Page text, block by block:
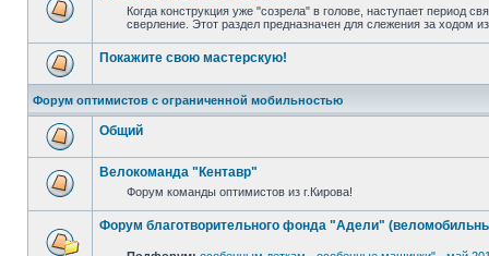
Когда конструкция уже "созрела" в голове, наступает период
сверление. Этот раздел предназначен для слежения за ходом
Покажите свою мастерскую!
Форум оптимистов с ограниченной мобильностью
Общий
Велокоманда "Кентавр"
Форум команды оптимистов из г.Кирова!
Форум благотворительного фонда "Адели"